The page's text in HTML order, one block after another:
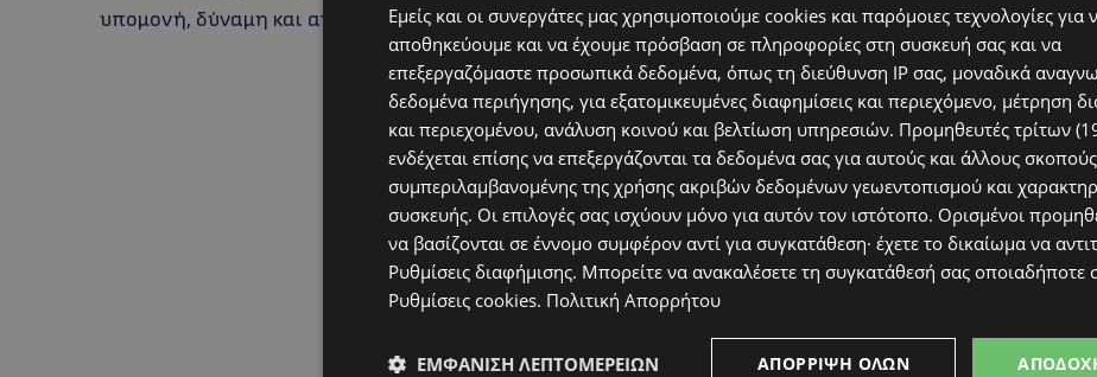
υπομονή, δύναμη και αγάπη, μεγαλώνοντας παιδιά γεμάτα φως και ψυχική ομορφιά.
Εμείς και οι συνεργάτες μας χρησιμοποιούμε cookies και παρόμοιες τεχνολογίες για
αποθηκεύουμε και να έχουμε πρόσβαση σε πληροφορίες στη συσκευή σας και να
επεξεργαζόμαστε προσωπικά δεδομένα, όπως τη διεύθυνση IP σας, μοναδικά
δεδομένα περιήγησης, για εξατομικευμένες διαφημίσεις και περιεχόμενο, μέτρηση
και περιεχομένου, ανάλυση κοινού και βελτίωση υπηρεσιών. Προμηθευτές τρίτων
ενδέχεται επίσης να επεξεργάζονται τα δεδομένα σας για αυτούς και άλλους
συμπεριλαμβανομένης της χρήσης ακριβών δεδομένων γεωεντοπισμού και
συσκευής. Οι επιλογές σας ισχύουν μόνο για αυτόν τον ιστότοπο. Ορισμένοι
να βασίζονται σε έννομο συμφέρον αντί για συγκατάθεση· έχετε το δικαίωμα να
Ρυθμίσεις διαφήμισης. Μπορείτε να ανακαλέσετε τη συγκατάθεσή σας οποιαδήποτε
Ρυθμίσεις cookies. Πολιτική Απορρήτου
ΑΠΌΡΡΙΨΗ ΌΛΩΝ
ΕΜΦΆΝΙΣΗ ΛΕΠΤΟΜΕΡΕΙΏΝ